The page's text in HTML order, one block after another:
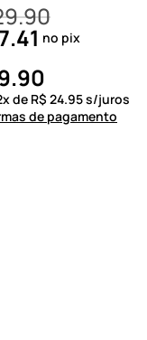
no pix
x de R$ 24.95s/juros
de pagamento